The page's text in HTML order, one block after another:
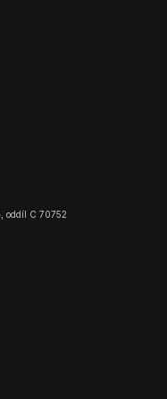
oddíl C 70752